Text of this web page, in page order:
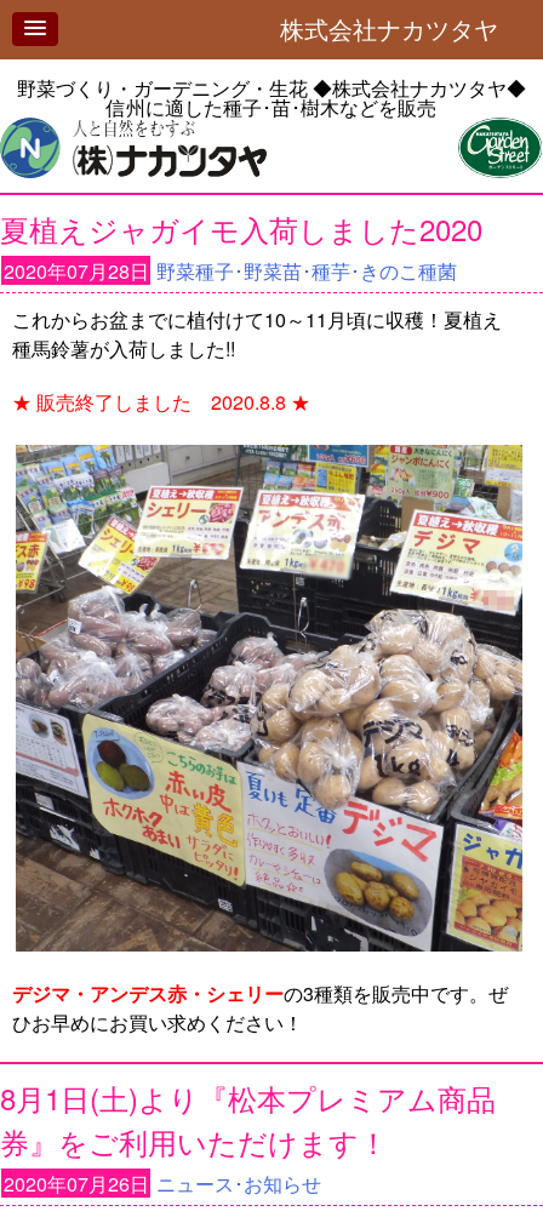
株式会社ナカツタヤ
野菜づくり・ガーデニング・生花◆株式会社ナカツタヤ◆
信州に適した種子･苗･樹木などを販売
夏植えジャガイモ入荷しました2020
2020年07月28日 野菜種子･野菜苗･種芋･きのこ種菌
これからお盆までに植付けて10～11月頃に収穫！夏植え
種馬鈴薯が入荷しました!!
★ 販売終了しました 2020.8.8 ★
デジマ・アンデス赤・シェリーの3種類を販売中です。ぜ
ひお早めにお買い求めください！
8月1日(土)より『松本プレミアム商品
券』をご利用いただけます！
2020年07月26日 ニュース･お知らせ